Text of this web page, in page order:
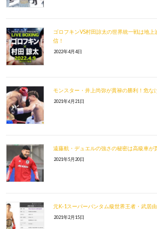
ゴロフキンVS村田諒太の世界統一戦は地
信！
2022年4月4日
モンスター・井上尚弥が貫禄の勝利！危な
2021年6月21日
遠藤航・デュエルの強さの秘密は高級車が
2021年5月20日
元K-1スーパーバンタム級世界王者・武居
2021年2月15日